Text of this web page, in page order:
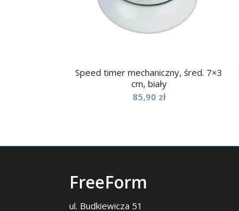
Speed timer mechaniczny, śred. 7×3
cm, biały
85,90 zł
FreeForm
ul. Budkiewicza 51